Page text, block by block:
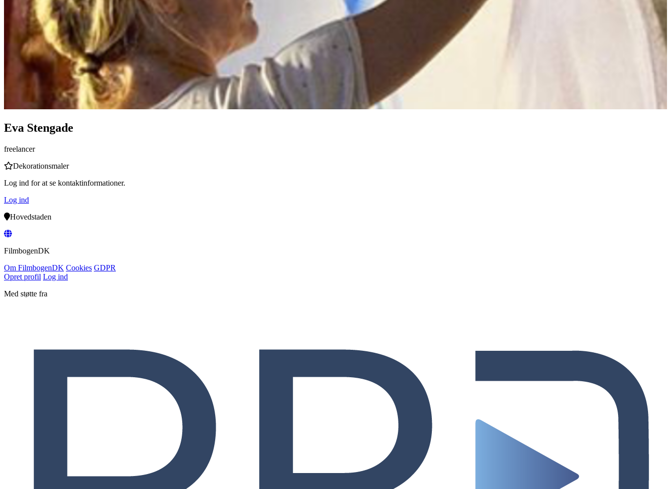
Eva Stengade
freelancer
Dekorationsmaler
Log ind for at se kontaktinformationer.
Log ind
Hovedstaden
FilmbogenDK
Om FilmbogenDK Cookies GDPR
Opret profil Log ind
Med støtte fra